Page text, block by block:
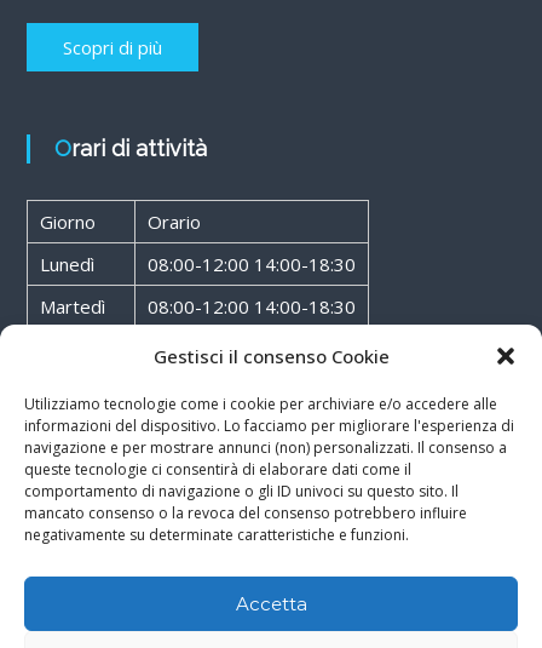
Gestisci il consenso Cookie
Utilizziamo tecnologie come i cookie per archiviare e/o accedere alle
informazioni del dispositivo. Lo facciamo per migliorare l'esperienza di
navigazione e per mostrare annunci (non) personalizzati. Il consenso a
queste tecnologie ci consentirà di elaborare dati come il
comportamento di navigazione o gli ID univoci su questo sito. Il
mancato consenso o la revoca del consenso potrebbero influire
negativamente su determinate caratteristiche e funzioni.
Accetta
Scopri di più
Orari di attività
Giorno
Orario
Lunedì
08:00-12:00 14:00-18:30
Martedì
08:00-12:00 14:00-18:30
08:00-12:00 14:00-18:30
Giovedì
08:00-12:00 14:00-18:30
Venerdì
08:00-12:00 14:00-18:30
Sabato
08:00-12:00